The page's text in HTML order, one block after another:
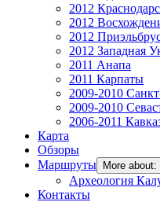
2012
2012
2012
2012 Западная
2011 Анапа
2011 Карпаты
2009-2010
2009-2010
2006-2011
Карта
Обзоры
Маршруты
More
Археология
Контакты